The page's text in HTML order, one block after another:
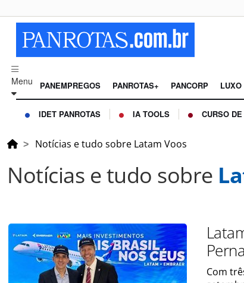
Menu PANEMPREGOS PANROTAS+ PANCORP LUXO
IDET PANROTAS IA TOOLS CURSO
Notícias e tudo sobre Latam Voos
Notícias e tudo sobre
Com